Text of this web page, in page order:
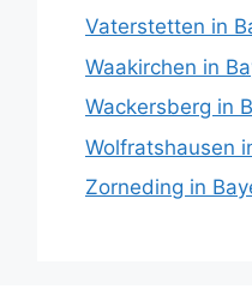
Vaterstetten in
Waakirchen in
Wackersberg in
Wolfratshausen
Zorneding in